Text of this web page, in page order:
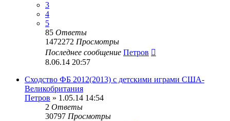
3
4
5
85 Ответы
1472272 Просмотры
Последнее сообщение Петров
8.06.14 20:57
Сходство ФБ 2012(2013) с детскими играми США-
Великобритания
Петров » 1.05.14 14:54
2 Ответы
30797 Просмотры